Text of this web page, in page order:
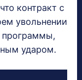
контракт с
увольнении
программы,
ударом.